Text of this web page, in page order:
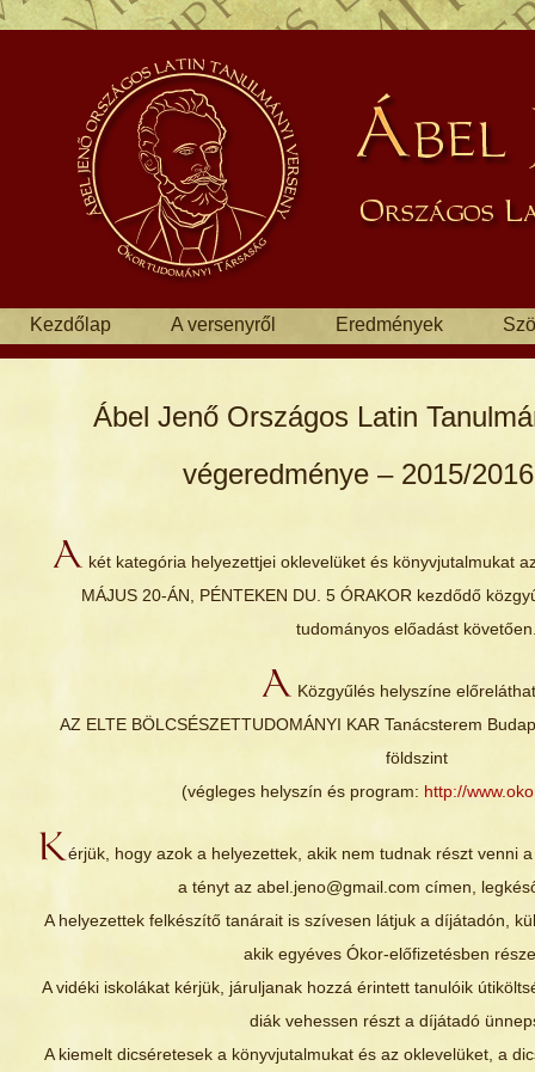
Kezdőlap A versenyről Eredmények
Ábel Jenő Országos Latin
végeredménye – 2015/
A két kategória helyezettjei oklevelüket és könyvjutalmukat
MÁJUS 20-ÁN, PÉNTEKEN DU. 5 ÓRAKOR kezdődő
tudományos előadást
A Közgyűlés helyszíne
AZ ELTE BÖLCSÉSZETTUDOMÁNYI KAR Tanácsterem
földszint
(végleges helyszín és program: http://
Kérjük, hogy azok a helyezettek, akik nem tudnak részt venni
a tényt az abel.jeno@gmail.com címen,
A helyezettek felkészítő tanárait is szívesen látjuk a díjátadón,
akik egyéves Ókor-előfizetésben
A vidéki iskolákat kérjük, járuljanak hozzá érintett tanulóik
diák vehessen részt a díjátadó
A kiemelt dicséretesek a könyvjutalmukat és az oklevelüket, a